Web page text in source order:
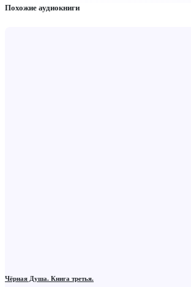
Похожие аудиокниги
Чёрная Душа. Книга третья.